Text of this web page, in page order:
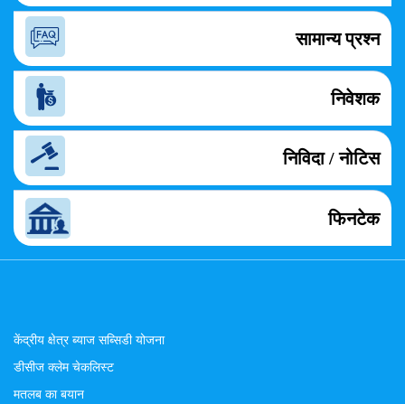
सामान्य प्रश्न
निवेशक
निविदा / नोटिस
फिनटेक
केंद्रीय क्षेत्र ब्याज सब्सिडी योजना
डीसीज क्लेम चेकलिस्ट
मतलब का बयान